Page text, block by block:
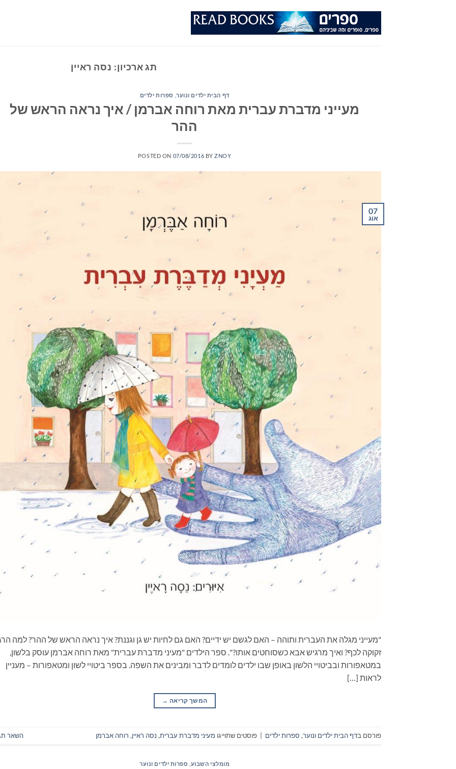
תג ארכיון: נסה ראיין
דף הבית ילדים ונוער, ספרות ילדים
מעייני מדברת עברית מאת רוחה אברמן / איך נראה הראש של
ההר
POSTED ON 07/08/2016 BYZNOY
07
אוג
"מעייני מגלה את העברית ותוהה – האם לגשם יש ידיים? האם גם לחיות יש גן וגננת? איך נראה הראש של ההר? למה
זקוקה לכף? ואיך מרגיש אבא כשסוחטים אותו?". ספר הילדים "מעיני מדברת עברית" מאת רוחה אברמן עוסק בלשון,
במטאפורות ובביטויי הלשון באופן שבו ילדים לומדים לדבר ומבינים את השפה. בספר ביטויי לשון ומטאפורות – מעניין
לראות […]
המשך קריאה →
פורסם בדף הבית ילדים ונוער, ספרות ילדים פוסטים שתוייגו מעיני מדברת עברית, נסה ראיין, רוחה אברמן השאר
מומלצי השבוע ספרות ילדים ונוער